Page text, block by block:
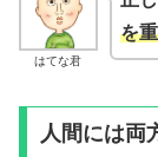
はてな君
を
人間には両